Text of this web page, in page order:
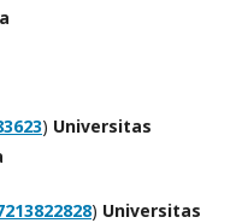
) Universitas
) Universitas